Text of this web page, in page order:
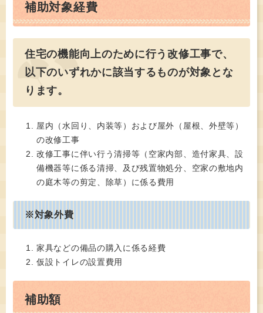
補助対象経費
住宅の機能向上のために行う改修工事で、
以下のいずれかに該当するものが対象とな
ります。
屋内（水回り、内装等）および屋外（屋根、外壁等）
の改修工事
改修工事に伴い行う清掃等（空家内部、造付家具、設
備機器等に係る清掃、及び残置物処分、空家の敷地内
の庭木等の剪定、除草）に係る費用
※対象外費
家具などの備品の購入に係る経費
仮設トイレの設置費用
補助額